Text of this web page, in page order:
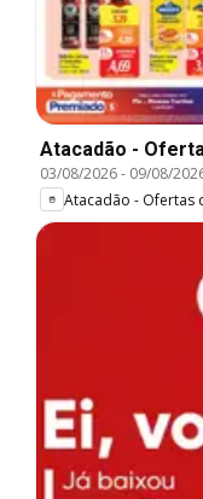
Atacadão -
03/08/2026- 09/08/
Atacadão - Ofertas